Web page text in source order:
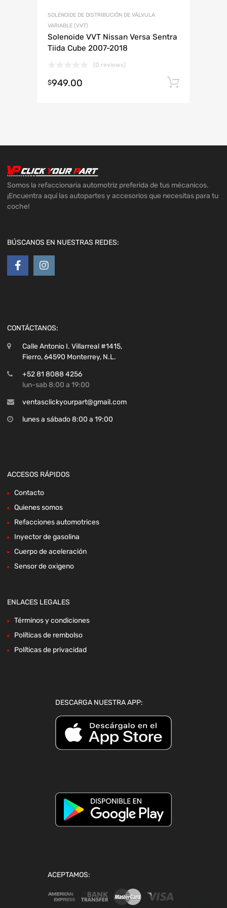
SOLENOIDE DE DISTRIBUCIÓN DE VÁLVULA
VARIABLE (VVT)
Solenoide VVT Nissan Versa Sentra
Tiida Cube 2007-2018
(0 reviews)
$949.00
Somos la refaccionaria automotriz preferida de tus mécanicos.
¡Encuentra aquí las autopartes y accesorios que necesitas para tu
coche!
BÚSCANOS EN NUESTRAS REDES:
CONTÁCTANOS:
Calle Antonio I. Villarreal #1415,
Fierro, 64590 Monterrey, N.L.
+52 81 8088 4256
lun-sab 8:00 a 19:00
ventasclickyourpart@gmail.com
lunes a sábado 8:00 a 19:00
ACCESOS RÁPIDOS
Contacto
Quienes somos
Refacciones automotrices
Inyector de gasolina
Cuerpo de aceleración
Sensor de oxigeno
ENLACES LEGALES
Términos y condiciones
Políticas de rembolso
Políticas de privacidad
DESCARGA NUESTRA APP:
ACEPTAMOS: